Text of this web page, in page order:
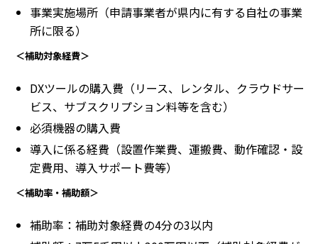
事業実施場所（申請事業者が県内に有する自社の事業
所に限る）
＜補助対象経費＞
DXツールの購入費（リース、レンタル、クラウドサー
ビス、サブスクリプション料等を含む）
必須機器の購入費
導入に係る経費（設置作業費、運搬費、動作確認・設
定費用、導入サポート費等）
＜補助率・補助額＞
補助率：補助対象経費の4分の3以内